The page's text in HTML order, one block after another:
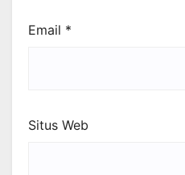
Email *
Situs Web